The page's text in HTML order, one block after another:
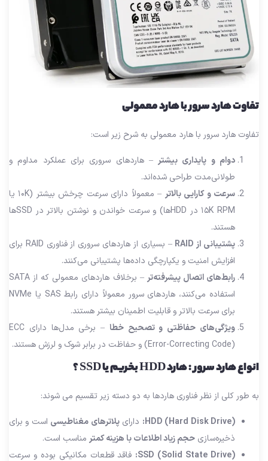
تفاوت هارد سرور با هارد معمولی
تفاوت هارد سرور با هارد معمولی به شرح زیر است:
دوام و پایداری بیشتر– هاردهای سروری برای عملکرد مداوم و
طولانی‌مدت طراحی شده‌اند.
سرعت و کارایی بالاتر
– معمولاً دارای سرعت چرخش بیشتر (۱۰K یا
۱۵K RPM در HDDها) و سرعت خواندن و نوشتن بالاتر در SSDها
هستند.
پشتیبانی از RAID
– بسیاری از هاردهای سروری از فناوری RAID برای
افزایش امنیت و یکپارچگی داده‌ها پشتیبانی می‌کنند.
رابط‌های اتصال پیشرفته‌تر
– برخلاف هاردهای معمولی که از SATA
استفاده می‌کنند، هاردهای سرور معمولاً دارای رابط SAS یا NVMe
برای سرعت بالاتر و قابلیت اطمینان بیشتر هستند.
ویژگی‌های حفاظتی و تصحیح خطا
– برخی مدل‌ها دارای ECC
(Error-Correcting Code) و حفاظت در برابر شوک و لرزش هستند.
انواع هارد سرور : هارد HDD بخریم یا SSD ؟
به طور کلی از نظر فناوری هاردها به دو دسته زیر تقسیم می شوند:
HDD (Hard Disk Drive):دارای پلاترهای مغناطیسیاست و برای
ذخیره‌سازی حجم زیاد اطلاعات با هزینه کمترمناسب است.
SSD (Solid State Drive):فاقد قطعات مکانیکی بوده و سرعت